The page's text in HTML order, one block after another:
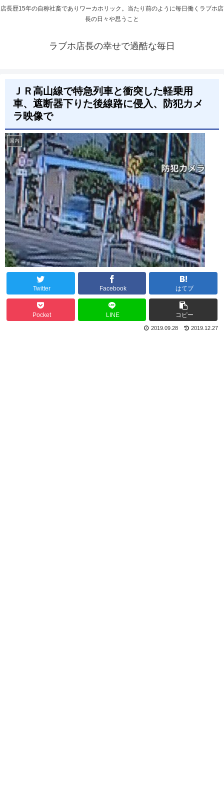
店長歴15年の自称社畜でありワーカホリック。当たり前のように毎日働くラブホ店
長の日々や思うこと
ラブホ店長の幸せで過酷な毎日
ＪＲ高山線で特急列車と衝突した軽乗用
車、遮断器下りた後線路に侵入、防犯カメ
ラ映像で
国内
Twitter Facebook はてブ
Pocket LINE コピー
2019.12.27
2019.09.28